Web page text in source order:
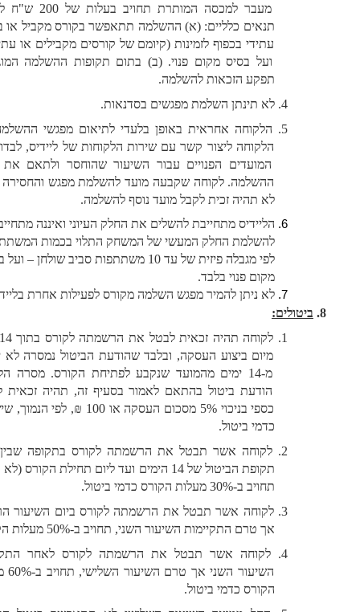
מעבר למכסה המותרת תחויב בעלות של 200 ש"ח לשעה.
תנאים כלליים: (א) ההשלמה תתאפשר בקורס מקביל או בקורס
עתידי בכפוף לזמינות (קיומם של קורסים מקבילים או עתידיים)
ועל בסיס מקום פנוי. (ב) בתום תקופות ההשלמה המוגדרת,
תפקע הזכאות להשלמה.
לא תינתן השלמת מפגשים בסדנאות.
הלקוחה אחראית באופן בלעדי לתיאום מפגשי ההשלמה. על
הלקוחה ליצור קשר עם שירות הלקוחות של ליידיס, לבדוק את
המועדים הפנויים עבור השיעור שהוחסר ולתאם את מועד
ההשלמה. לקוחה שקבעה מועד להשלמת מפגש והחסירה אותו,
לא תהיה זכית לקבל מועד נוסף להשלמה.
הליידיס מתחייבת להשלים את החלק העיוני ואיננה מתחייבת
להשלמת החלק המעשי של המשחק התלוי בכמות המשתתפות
לפי מגבלה פיזית של עד 10 משתתפות סביב שולחן – ועל בסיס
מקום פנוי בלבד.
לא ניתן להמיר מפגש השלמה מקורס לפעילות אחרת בליידיס
ביטולים:
לקוחה תהיה זכאית לבטל את הרשמתה לקורס בתוך 14 ימים
מיום ביצוע העסקה, ובלבד שהודעת הביטול נמסרה לא יאוחר
הודעת ביטול בהתאם לאמור בסעיף זה, תהיה זכאית להחזר
כדמי ביטול.
לקוחה אשר תבטל את הרשמתה לקורס בתקופה שבין סיום
תקופת הביטול של 14 הימים ועד ליום תחילת הקורס (לא כולל),
לקוחה אשר תבטל את הרשמתה לקורס ביום השיעור הראשון
אך טרם התקיימות השיעור השני, תחויב ב-50% מעלות הקורס.
לקוחה אשר תבטל את הרשמתה לקורס לאחר התקיימות
השיעור השני אך טרם השיעור השלישי, תחויב ב-60% מעלות
הקורס כדמי ביטול.